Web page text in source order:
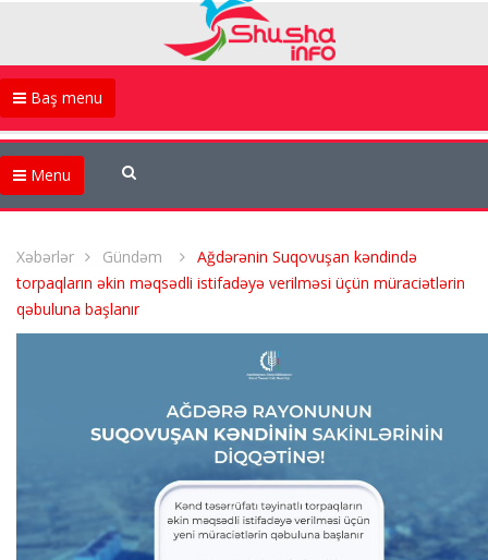
Baş menu
Menu
Xəbərlər Gündəm
Ağdərənin Suqovuşan kəndində
torpaqların əkin məqsədli istifadəyə verilməsi üçün müraciətlərin
qəbuluna başlanır